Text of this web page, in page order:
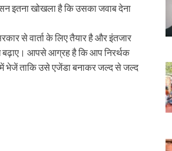
इतना खोखला है कि उसका जवाब देना
से वार्ता के लिए तैयार है और इंतजार
बढ़ाए। आपसे आग्रह है कि आप निरर्थक
में भेजें ताकि उसे एजेंडा बनाकर जल्द से जल्द